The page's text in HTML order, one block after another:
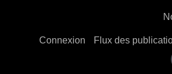
Connexion Flux des